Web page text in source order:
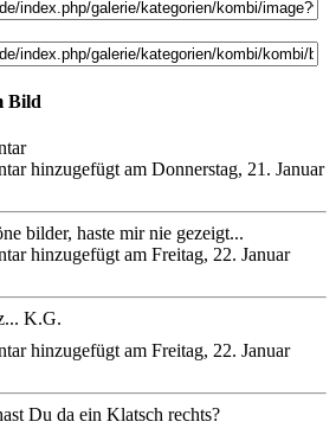
Bild
hinzugefügt am Donnerstag, 21. Januar
bilder, haste mir nie gezeigt...
hinzugefügt am Freitag, 22. Januar
K.G.
hinzugefügt am Freitag, 22. Januar
Du da ein Klatsch rechts?